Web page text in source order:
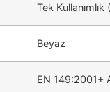
Tek Kullanımlık
Beyaz
EN 149:2001+